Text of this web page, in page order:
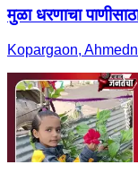
मुळा धरणाचा
Kopargaon,